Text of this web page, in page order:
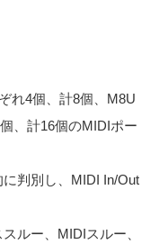
れ4個、計8個、M8U
、計16個のMIDIポー
判別し、MIDI In/Out
ルー、MIDIスルー、